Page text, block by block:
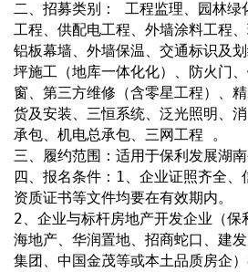
二、招募类别： 工程监理、园林绿
工程、供配电工程、外墙涂料工程、
铝板幕墙、外墙保温、交通标识及
坪施工（地库一体化化）、防火门
窗、第三方维修（含零星工程）、
货及安装、三恒系统、泛光照明、
承包、机电总承包、三网工程 。
三、履约范围：适用于保利发展湖
四、报名条件：1、企业证照齐全、
资质证书等文件均要在有效期内。
2、企业与标杆房地产开发企业（保
海地产、华润置地、招商蛇口、建
集团、中国金茂等或本土品质房企